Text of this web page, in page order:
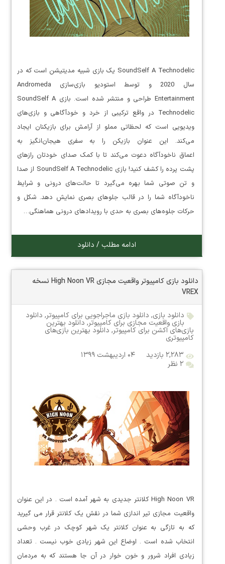
SoundSelf A Technodelic یک بازی شبیه مدیتیشن است که در
سال 2020 و توسط استودیو بازی‌سازی Andromeda
Entertainment طراحی و منتشر شده است. بازی SoundSelf A
Technodelic در واقع ترکیبی از خرد و خودآگاهی و بازی‌های
ویدیویی است که لحظاتی مملو از آرامش برای بازیکنان ایجاد
می‌کند. این عنوان بازیکن را به سفری هیجان‌انگیز به
اعماق ناخودآگاه دعوت می‌کند تا با کمک صدای خودتان رازهای
پشت پرده را کشف کنید! بازی SoundSelf A Technodelic از صدا
و تن صوتی شما بهره می‌گیرد تا حالت‌های درونی و شرایط
ناخودآگاه شما را در قالب جلوهای بصری نمایش دهد. شکل و
حرکات جلوه‌های بصری به حدی با رویدادهای درونی هماهنگی…
ادامه مطلب / دانلود
دانلود بازی کامپیوتر واقعیت مجازی High Noon VR نسخه
VREX
دانلود بازی, دانلود بازی ماجراجویی برای کامپیوتر, دانلود
بازی واقعیت مجازی برای کامپیوتر,دانلود بهترین
بازی‌های اکشن برای کامپیوتر, دانلود بهترین بازی‌های
کامپیوتری
۲,۲۸۳ بازدید
۰۴ اردیبهشت ۱۳۹۹
۲ نظر
High Noon VR کلانتر جدیدی به شهر آمده است . در این عنوان
واقعیت مجازی تیر اندازی شما در نقش یک کلانتر قرار می گیرید
که به تازگی به عنوان کلانتر یک شهر کوچک در غرب وحشی
انتخاب شده است . اوضاع این شهر زیادی خوب نیست . تعداد
زیادی افراد شرور و خون خوار در آن جا هستند که به مردمان